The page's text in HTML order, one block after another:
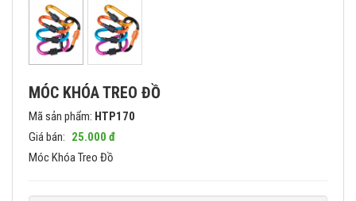
MÓC KHÓA TREO ĐỒ
Mã sản phẩm: HTP170
Giá bán: 25.000 đ
Móc Khóa Treo Đồ